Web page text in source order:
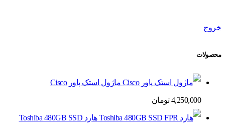
خروج
محصولات
ماژول استک پاور Cisco
4,250,000 تومان
هارد Toshiba 480GB SSD